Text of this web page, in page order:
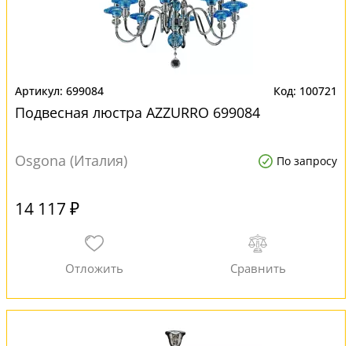
699084 100721
Подвесная люстра AZZURRO 699084
Osgona (Италия) По запросу
14 117 ₽